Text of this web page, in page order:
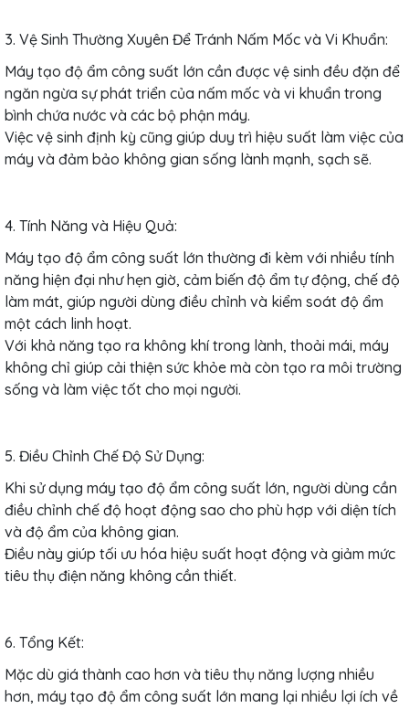
3. Vệ Sinh Thường Xuyên Để Tránh Nấm Mốc và Vi Khuẩn:
Máy tạo độ ẩm công suất lớn cần được vệ sinh đều đặn để
ngăn ngừa sự phát triển của nấm mốc và vi khuẩn trong
bình chứa nước và các bộ phận máy.
Việc vệ sinh định kỳ cũng giúp duy trì hiệu suất làm việc của
máy và đảm bảo không gian sống lành mạnh, sạch sẽ.
4. Tính Năng và Hiệu Quả:
Máy tạo độ ẩm công suất lớn thường đi kèm với nhiều tính
năng hiện đại như hẹn giờ, cảm biến độ ẩm tự động, chế độ
làm mát, giúp người dùng điều chỉnh và kiểm soát độ ẩm
một cách linh hoạt.
Với khả năng tạo ra không khí trong lành, thoải mái, máy
không chỉ giúp cải thiện sức khỏe mà còn tạo ra môi trường
sống và làm việc tốt cho mọi người.
5. Điều Chỉnh Chế Độ Sử Dụng:
Khi sử dụng máy tạo độ ẩm công suất lớn, người dùng cần
điều chỉnh chế độ hoạt động sao cho phù hợp với diện tích
và độ ẩm của không gian.
Điều này giúp tối ưu hóa hiệu suất hoạt động và giảm mức
tiêu thụ điện năng không cần thiết.
6. Tổng Kết:
Mặc dù giá thành cao hơn và tiêu thụ năng lượng nhiều
hơn, máy tạo độ ẩm công suất lớn mang lại nhiều lợi ích về